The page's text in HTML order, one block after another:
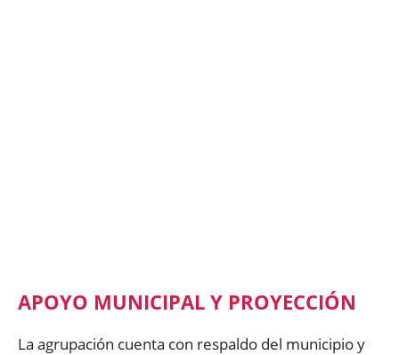
APOYO MUNICIPAL Y PROYECCIÓN
La agrupación cuenta con respaldo del municipio y